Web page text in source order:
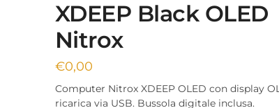
XDEEP Black OLED
Nitrox
€0,00
Computer Nitrox XDEEP OLED con display
ricarica via USB. Bussola digitale inclusa.